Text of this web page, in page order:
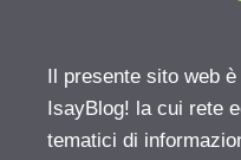
Il presente sito web
IsayBlog! la cui rete
tematici di